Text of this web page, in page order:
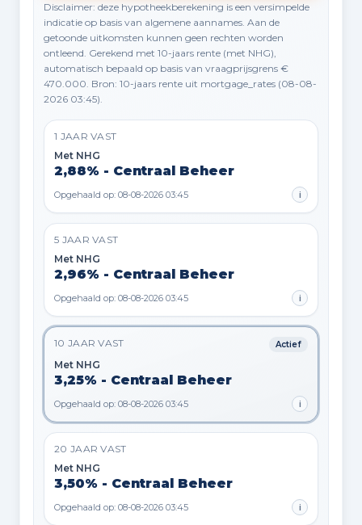
Disclaimer: deze hypotheekberekening is een versimpelde
indicatie op basis van algemene aannames. Aan de
getoonde uitkomsten kunnen geen rechten worden
ontleend. Gerekend met 10-jaars rente (met NHG),
automatisch bepaald op basis van vraagprijsgrens €
470.000. Bron: 10-jaars rente uit mortgage_rates (08-08-
2026 03:45).
1 JAAR VAST
Met NHG
2,88% - Centraal Beheer
Opgehaald op: 08-08-2026 03:45 i
5 JAAR VAST
Met NHG
2,96% - Centraal Beheer
Opgehaald op: 08-08-2026 03:45 i
10 JAAR VAST Actief
Met NHG
3,25% - Centraal Beheer
Opgehaald op: 08-08-2026 03:45 i
20 JAAR VAST
Met NHG
3,50% - Centraal Beheer
Opgehaald op: 08-08-2026 03:45 i